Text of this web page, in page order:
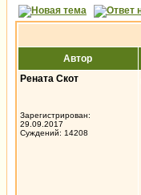
Автор
Рената Скот
Зарегистрирован:
29.09.2017
Суждений: 14208